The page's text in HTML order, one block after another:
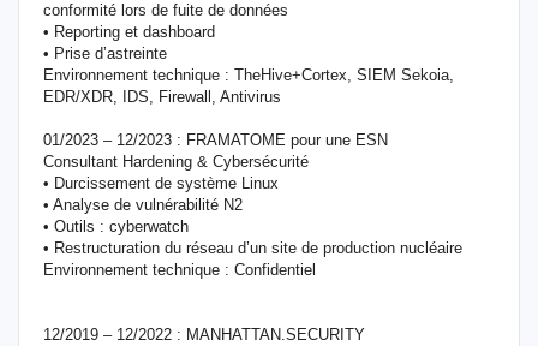
conformité lors de fuite de données
• Reporting et dashboard
• Prise d’astreinte
Environnement technique : TheHive+Cortex, SIEM Sekoia,
EDR/XDR, IDS, Firewall, Antivirus
01/2023 – 12/2023 : FRAMATOME pour une ESN
Consultant Hardening & Cybersécurité
• Durcissement de système Linux
• Analyse de vulnérabilité N2
• Outils : cyberwatch
• Restructuration du réseau d’un site de production nucléaire
Environnement technique : Confidentiel
12/2019 – 12/2022 : MANHATTAN.SECURITY